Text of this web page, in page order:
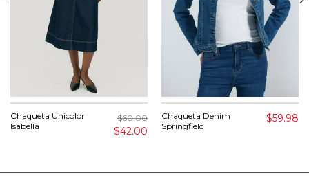
Chaqueta Unicolor
Isabella
$60.00
$42.00
Chaqueta Denim
Springfield
$59.98